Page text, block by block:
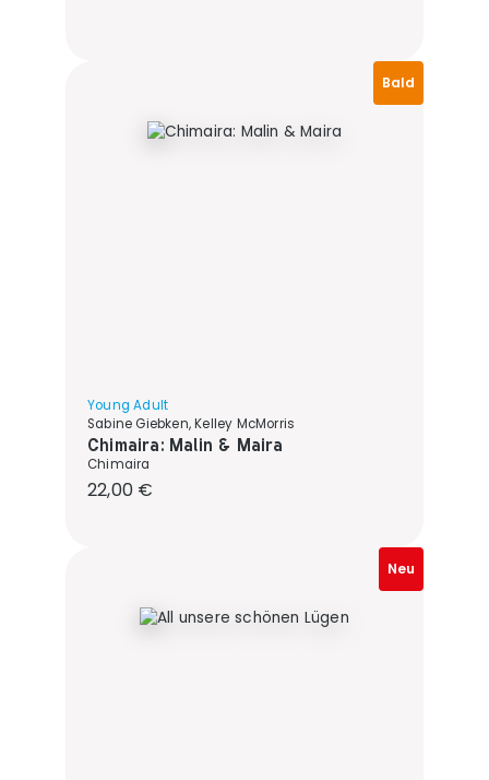
Bald
Young Adult
Sabine Giebken, Kelley McMorris
Chimaira: Malin & Maira
Chimaira
Regulärer Preis:
22,00 €
Neu